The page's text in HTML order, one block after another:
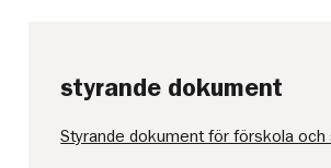
styrande dokument
Styrande dokument för förskola och